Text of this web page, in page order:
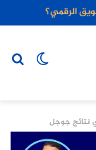
الرقمي؟
الوضع
نتائج جوجل